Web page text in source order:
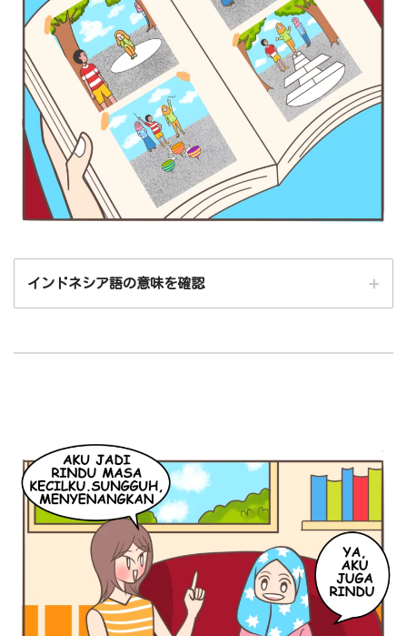
di～（～で。～に）
foto（写真）
itu（その）
sedang～（～している）
apa（何）
main（遊ぶ）
permainan（遊び）
tradisional（伝統的な
teman（友達）
インドネシア語の意味を確認
aku（私）
bermain（遊ぶ）
engklek（ケンケン遊び）
gangsing（コマ）